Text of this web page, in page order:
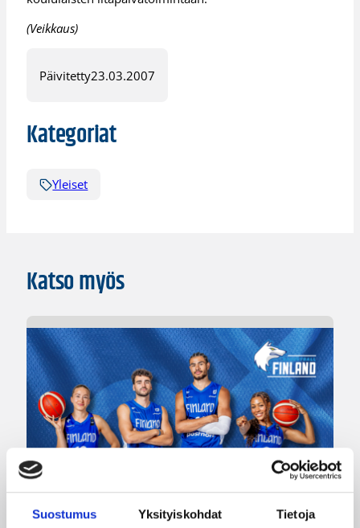
Suostumus Yksityiskohdat Tietoja
(Veikkaus)
Päivitetty23.03.2007
Kategoriat
Yleiset
Katso myös